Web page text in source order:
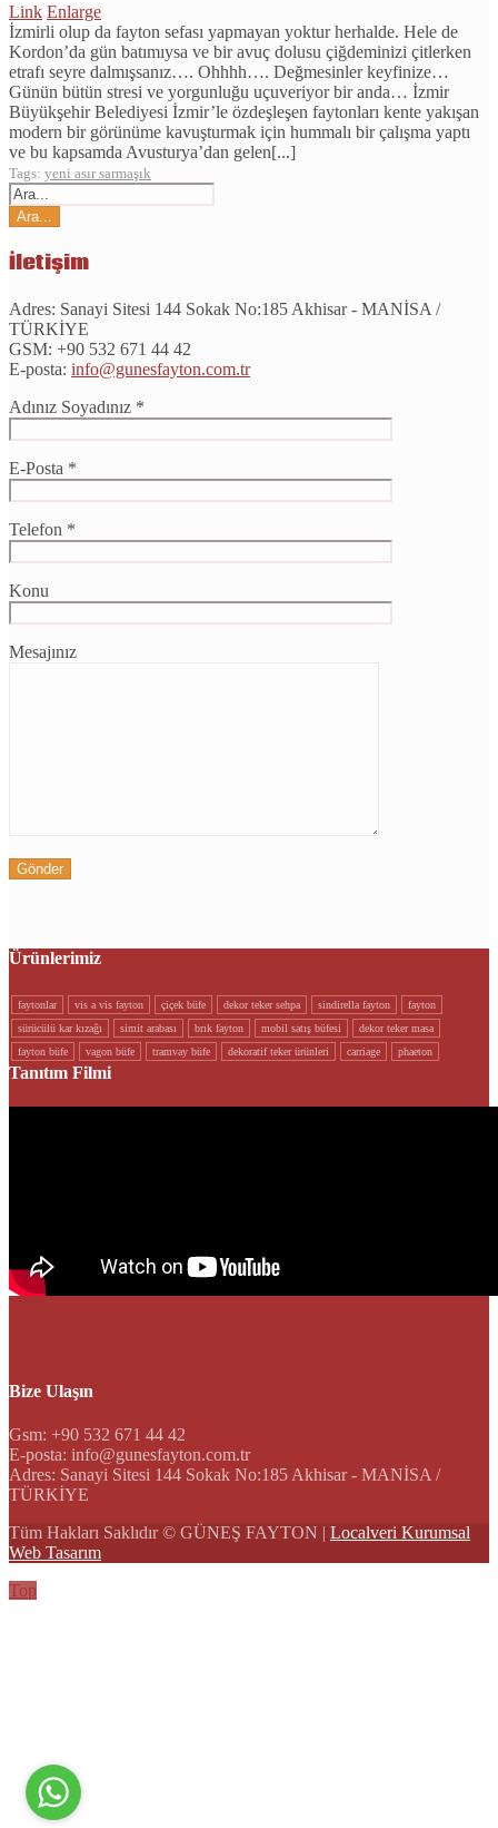
Link Enlarge
İzmirli olup da fayton sefası yapmayan yoktur herhalde. Hele de
Kordon’da gün batımıysa ve bir avuç dolusu çiğdeminizi çitlerken
etrafı seyre dalmışsanız…. Ohhhh…. Değmesinler keyfinize…
Günün bütün stresi ve yorgunluğu uçuveriyor bir anda… İzmir
Büyükşehir Belediyesi İzmir’le özdeşleşen faytonları kente yakışan
modern bir görünüme kavuşturmak için hummalı bir çalışma yaptı
ve bu kapsamda Avusturya’dan gelen[...]
Tags: yeni asır sarmaşık
İletişim
Adres: Sanayi Sitesi 144 Sokak No:185 Akhisar - MANİSA /
TÜRKİYE
GSM: +90 532 671 44 42
E-posta: info@gunesfayton.com.tr
Adınız Soyadınız *
E-Posta *
Telefon *
Konu
Mesajınız
Ürünlerimiz
faytonlar vi̇s a vi̇s fayton çi̇çek büfe dekor teker sehpa si̇ndi̇rella fayton
fayton
sürücülü kar kizaği
si̇mi̇t arabasi brik fayton mobi̇l satiş büfesi̇
dekor teker masa
fayton büfe
vagon büfe tramvay büfe dekorati̇f teker ürünleri carriage phaeton
Tanıtım Filmi
Bize Ulaşın
Gsm: +90 532 671 44 42
E-posta: info@gunesfayton.com.tr
Adres: Sanayi Sitesi 144 Sokak No:185 Akhisar - MANİSA /
TÜRKİYE
Tüm Hakları Saklıdır © GÜNEŞ FAYTON | Localveri Kurumsal
Web Tasarım
Top